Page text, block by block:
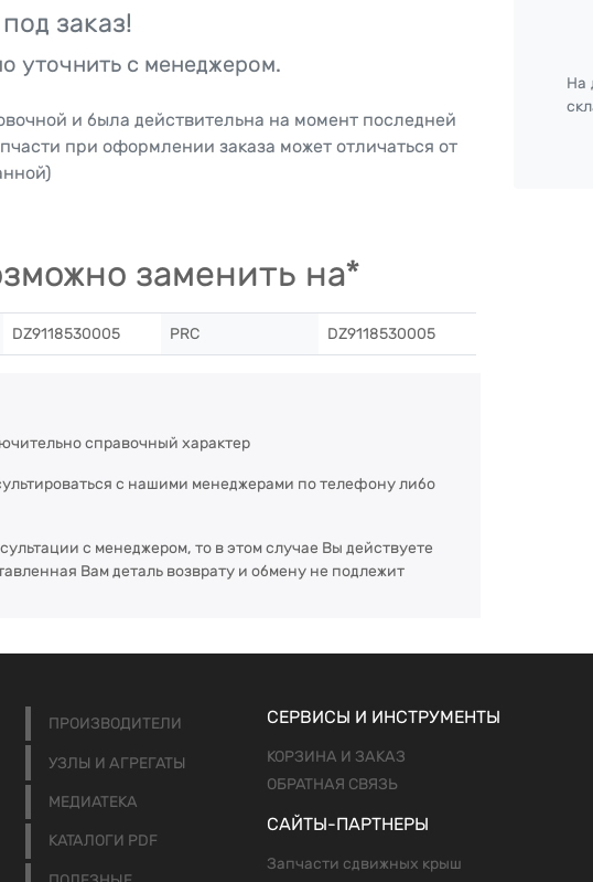
заказ!
уточнить с менеджером.
и была действительна на момент последней
при оформлении заказа может отличаться от
заменить на*
DZ9118530005 PRC DZ9118530005
справочный характер
с нашими менеджерами по телефону либо
с менеджером, то в этом случае Вы действуете
Вам деталь возврату и обмену не подлежит
На
ПРОИЗВОДИТЕЛИ
УЗЛЫ И АГРЕГАТЫ
МЕДИАТЕКА
КАТАЛОГИ PDF
СЕРВИСЫ И ИНСТРУМЕНТЫ
КОРЗИНА И ЗАКАЗ
ОБРАТНАЯ СВЯЗЬ
САЙТЫ-ПАРТНЕРЫ
Запчасти сдвижных крыш